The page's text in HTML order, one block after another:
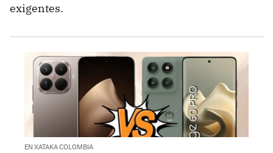
exigentes.
EN XATAKA COLOMBIA